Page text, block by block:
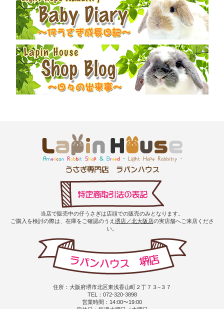
当店で販売中の仔うさぎは店頭での販売のみとなります。
ご購入を検討の際は、在庫をご確認のうえ 堺店／北大阪店の実店舗へご来店くださ
い。
住所：大阪府堺市北区東浅香山町２丁７３−３７
TEL：072-320-3898
営業時間：14:00〜19:00